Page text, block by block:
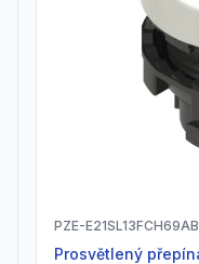
PZE-E21SL13FCH69AB
Prosvětlený přepínač_Krátká páka; Průměr otvoru